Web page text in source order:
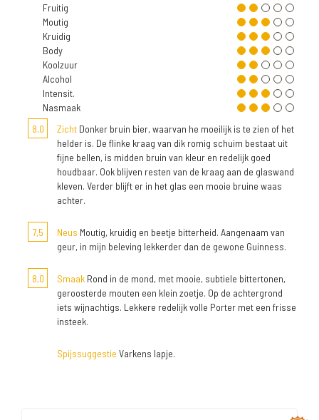
Fruitig
Moutig
Kruidig
Body
Koolzuur
Alcohol
Intensit.
Nasmaak
8,0
Zicht Donker bruin bier, waarvan he moeilijk is te zien of het
helder is. De flinke kraag van dik romig schuim bestaat uit
fijne bellen, is midden bruin van kleur en redelijk goed
houdbaar. Ook blijven resten van de kraag aan de glaswand
kleven. Verder blijft er in het glas een mooie bruine waas
achter.
7,5 Neus Moutig, kruidig en beetje bitterheid. Aangenaam van
geur, in mijn beleving lekkerder dan de gewone Guinness.
8,0 Smaak Rond in de mond, met mooie, subtiele bittertonen,
geroosterde mouten een klein zoetje. Op de achtergrond
iets wijnachtigs. Lekkere redelijk volle Porter met een frisse
insteek.
Spijssuggestie Varkens lapje.